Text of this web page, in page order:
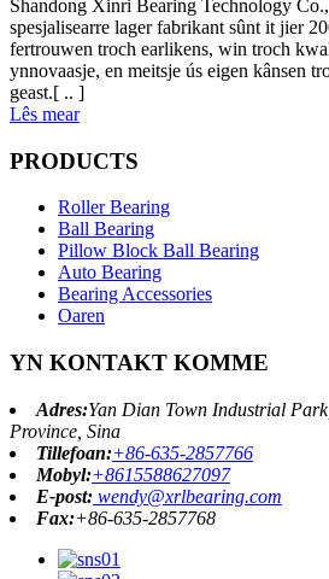
Shandong Xinri Bearing Technology
spesjalisearre lager fabrikant sûnt it jier
fertrouwen troch earlikens, win troch
ynnovaasje, en meitsje ús eigen kânsen
geast.[ .. ]
Lês mear
PRODUCTS
Roller Bearing
Ball Bearing
Pillow Block Ball Bearing
Auto Bearing
Bearing Accessories
Oaren
YN KONTAKT KOMME
Adres:Yan Dian Town Industrial
Province, Sina
Tillefoan:+86-635-2857766
Mobyl:+8615588627097
E-post: wendy@xrlbearing.com
Fax:+86-635-2857768